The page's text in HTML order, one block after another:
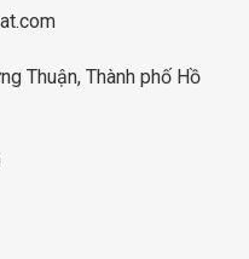
Thuận, Thành phố Hồ